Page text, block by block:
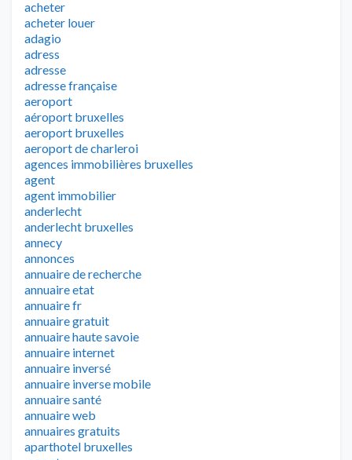
acheter
acheter louer
adagio
adress
adresse
adresse française
aeroport
aéroport bruxelles
aeroport bruxelles
aeroport de charleroi
agences immobilières bruxelles
agent
agent immobilier
anderlecht
anderlecht bruxelles
annecy
annonces
annuaire de recherche
annuaire etat
annuaire fr
annuaire gratuit
annuaire haute savoie
annuaire internet
annuaire inversé
annuaire inverse mobile
annuaire santé
annuaire web
annuaires gratuits
aparthotel bruxelles